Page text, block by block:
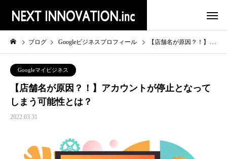
ブログ Googleビジネスプロフィール 【店舗名が原因？！】アカウントが停止となってしまう可能性とは？
Googleマイビジネス
【店舗名が原因？！】アカウントが停止となって
しまう可能性とは？
2022.03.31